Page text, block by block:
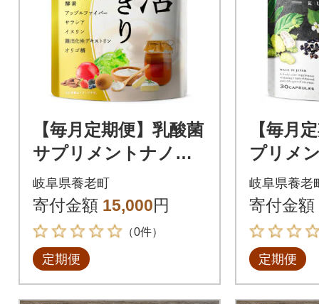
【毎月定期便】乳酸菌
サプリメントナノ型
乳酸菌10兆個&ビフィ
ズス菌配合菌活すっ
きり30日30粒全4回
岐阜県養老町
寄付金額 15,000円
（0件）
定期便
【毎月
プリメ
ァイバ
エンザ
30粒全4
岐阜県養老
寄付金額
定期便